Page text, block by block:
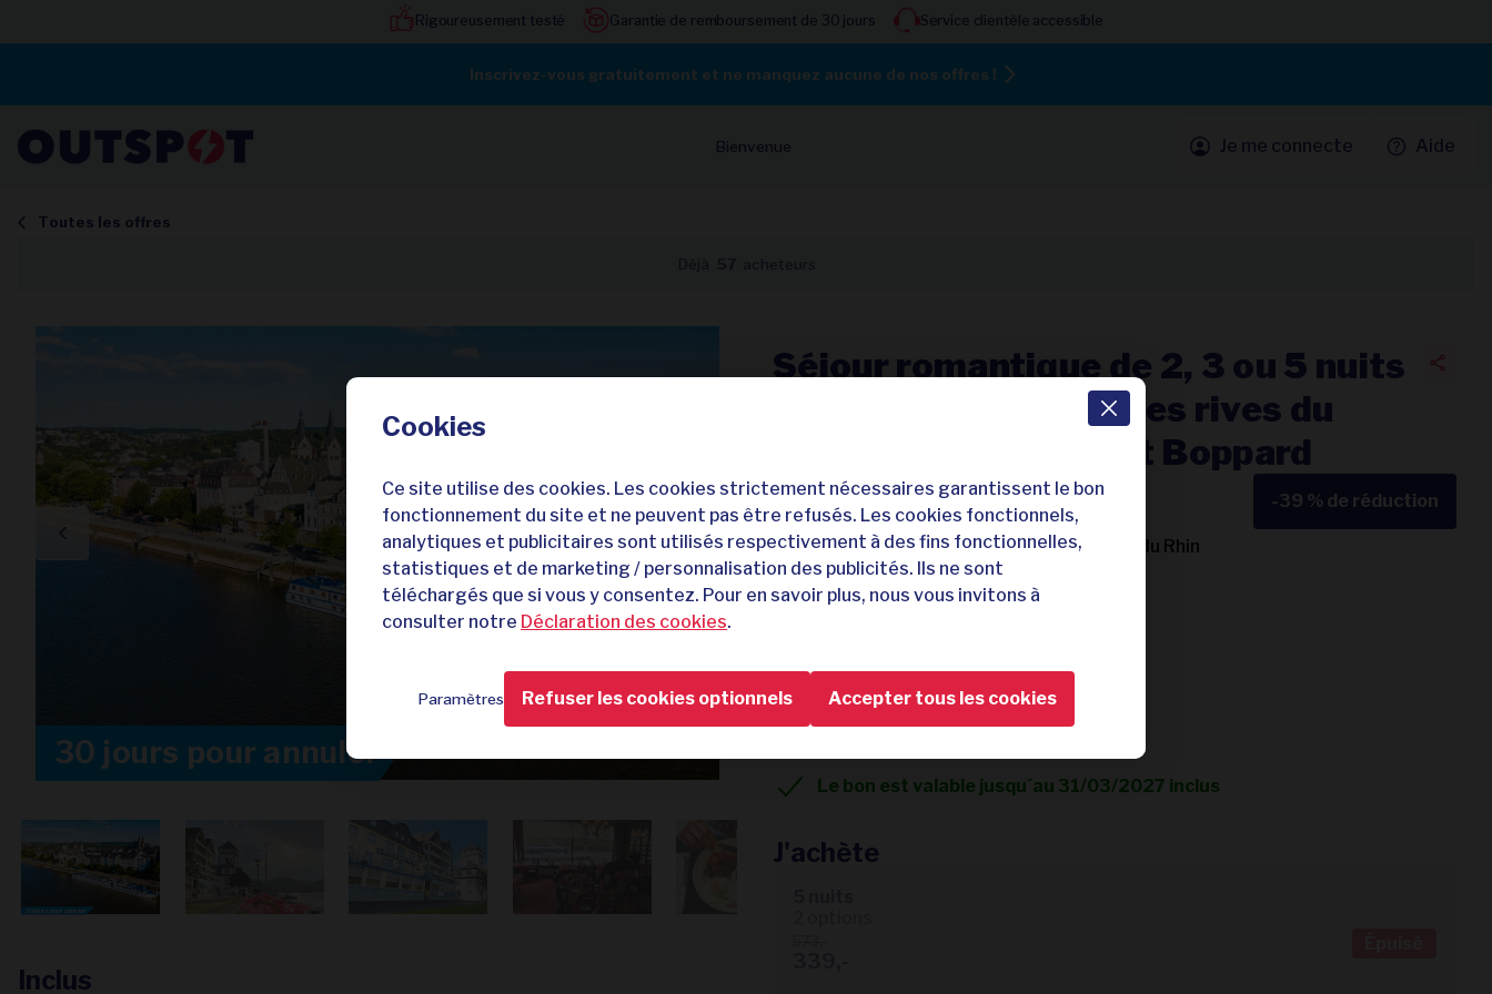
Rigoureusement testé Garantie de remboursement de 30 jours Service clientèle accessible
Inscrivez-vous gratuitement et ne manquez aucune de nos offres !
Bienvenue Je me connecte Aide
Toutes les offres
30 jours pour annuler
30 jours pour annuler
Inclus
Séjour romantique de 2, 3 ou 5 nuits
en demi-pension sur les rives du
Rhin - Hôtel Rheinlust Boppard
139,-229,- -39 % de réduction
Boppard, jolie ville située sur les rives du Rhin
Nombreux sites touristiques
À seulement 20 km de Coblence
Séjour en demi-pension
Le bon est valable jusqu´au 31/03/2027 inclus
J'achète
Cookies
Ce site utilise des cookies. Les cookies strictement nécessaires garantissent le bon
fonctionnement du site et ne peuvent pas être refusés. Les cookies fonctionnels,
analytiques et publicitaires sont utilisés respectivement à des fins fonctionnelles,
statistiques et de marketing / personnalisation des publicités. Ils ne sont
téléchargés que si vous y consentez. Pour en savoir plus, nous vous invitons à
consulter notre Déclaration des cookies.
Paramètres Refuser les cookies optionnels Accepter tous les cookies